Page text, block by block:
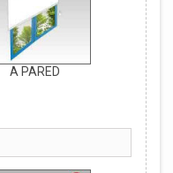
A PARED